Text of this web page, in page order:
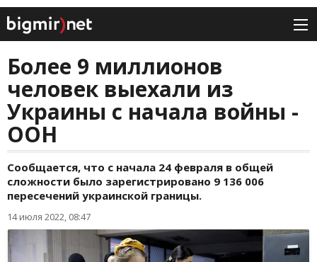
Более 9 миллионов
человек выехали из
Украины с начала войны -
ООН
Сообщается, что с начала 24 февраля в общей
сложности было зарегистрировано 9 136 006
пересечений украинской границы.
14 июля 2022, 08:47